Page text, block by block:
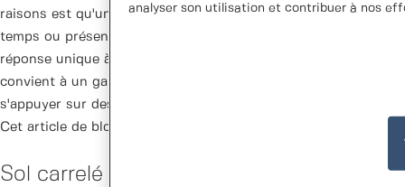
raisons est qu'une dalle de béton peut se fissurer avec le
temps ou présenter d'autres signes d'usure. Il n'existe pas de
réponse unique à la question de savoir quel type de sol
convient à un garage particulier, et toute décision doit
s'appuyer sur des connaissances spécifiques et approfondies.
Cet article de blog présente quelques options.
Sol carrelé
analyser son utilisation et contribuer à nos